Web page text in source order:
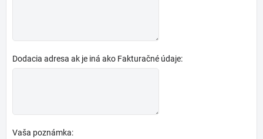
Dodacia adresa ak je iná ako Fakturačné údaje:
Vaša poznámka: